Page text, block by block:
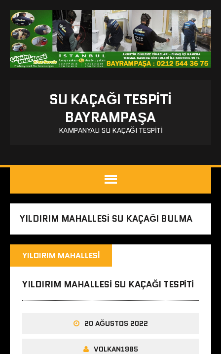
SU KAÇAĞI TESPITI
BAYRAMPAŞA
KAMPANYALI SU KAÇAĞI TESPITI
YILDIRIM MAHALLESI SU KAÇAĞI BULMA
YILDIRIM MAHALLESI
YILDIRIM MAHALLESI SU KAÇAĞI TESPITI
20 AĞUSTOS 2022
VOLKAN1985